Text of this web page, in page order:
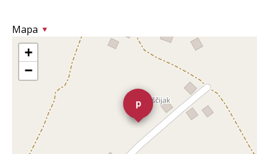
Mapa
p
+
−